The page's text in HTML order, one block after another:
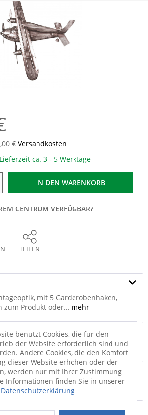
€ Versandkosten
ca. 3 - 5 Werktage
IN DEN WARENKORB
CENTRUM VERFÜGBAR?
TEILEN
mit 5 Garderobenhaken,
zum Produkt oder... mehr
zum Versand...
benutzt Cookies, die für den
der Website erforderlich sind und
Andere Cookies, die den Komfort
dieser Website erhöhen oder der
werden nur mit Ihrer Zustimmung
Informationen finden Sie in unserer
Datenschutzerklärung